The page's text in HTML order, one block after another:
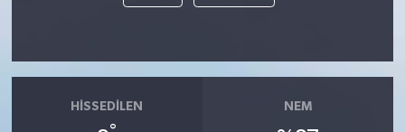
HISSEDILEN NEM